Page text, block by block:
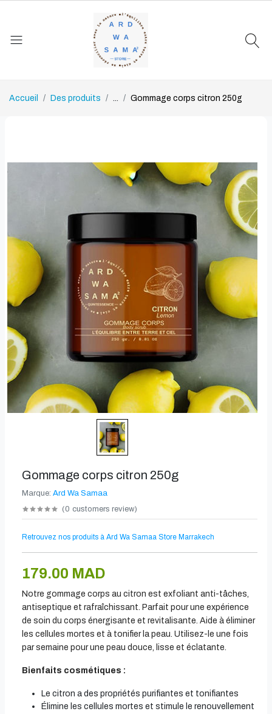
Accueil Des produits ... Gommage corps citron 250g
Gommage corps citron 250g
Marque: Ard Wa Samaa
(0 customers review)
Retrouvez nos produits à Ard Wa Samaa Store Marrakech
179.00 MAD
Notre gommage corps au citron est exfoliant anti-tâches,
antiseptique et rafraîchissant. Parfait pour une expérience
de soin du corps énergisante et revitalisante. Aide à éliminer
les cellules mortes et à tonifier la peau. Utilisez-le une fois
par semaine pour une peau douce, lisse et éclatante.
Bienfaits cosmétiques :
Le citron a des propriétés purifiantes et tonifiantes
Élimine les cellules mortes et stimule le renouvellement